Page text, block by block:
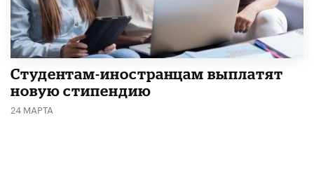
Студентам-иностранцам выплатят
новую стипендию
24 МАРТА